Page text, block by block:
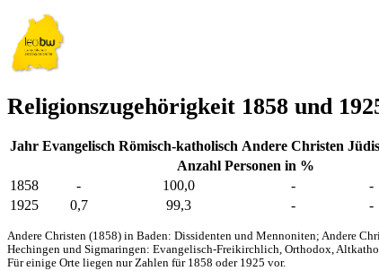
Religionszugehörigkeit 1858 und
Jahr Evangelisch Römisch-katholisch Andere Christen
Anzahl Personen in %
1858
- 100,0 - -
1925
0,7 99,3 - -
Andere Christen (1858) in Baden: Dissidenten und Mennoniten; Andere
Hechingen und Sigmaringen: Evangelisch-Freikirchlich, Orthodox,
Für einige Orte liegen nur Zahlen für 1858 oder 1925 vor.